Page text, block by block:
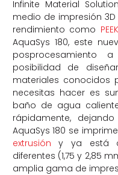
Infinite Material
medio de impresión
rendimiento como PEEK
AquaSys 180, este
posibilidad de
materiales conocidos
necesitas hacer es
baño de agua
rápidamente,
AquaSys 180 se
extrusión y ya está
diferentes (1,75 y 2,85
amplia gama de